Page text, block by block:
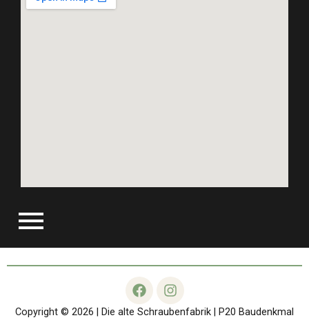
F
a
c
I
n
s
Copyright © 2026 | Die alte Schraubenfabrik | P20 Baudenkmal